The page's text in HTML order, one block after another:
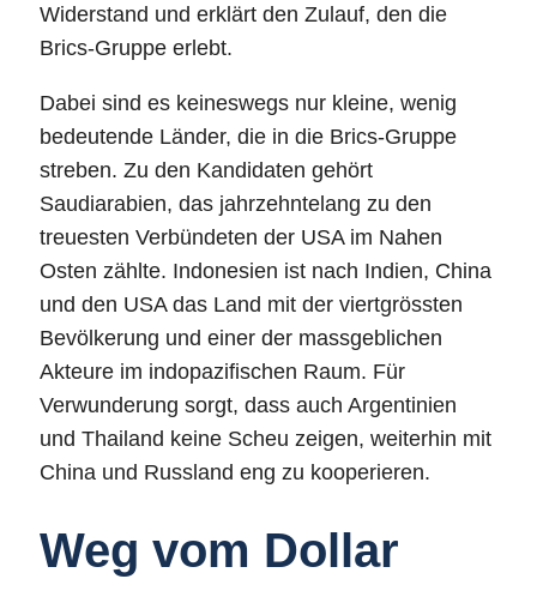
Widerstand und erklärt den Zulauf, den die
Brics-Gruppe erlebt.
Dabei sind es keineswegs nur kleine, wenig
bedeutende Länder, die in die Brics-Gruppe
streben. Zu den Kandidaten gehört
Saudiarabien, das jahrzehntelang zu den
treuesten Verbündeten der USA im Nahen
Osten zählte. Indonesien ist nach Indien, China
und den USA das Land mit der viertgrössten
Bevölkerung und einer der massgeblichen
Akteure im indopazifischen Raum. Für
Verwunderung sorgt, dass auch Argentinien
und Thailand keine Scheu zeigen, weiterhin mit
China und Russland eng zu kooperieren.
Weg vom Dollar